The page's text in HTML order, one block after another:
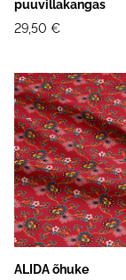
puuvillakangas
29,50 €
ALIDA õhuke